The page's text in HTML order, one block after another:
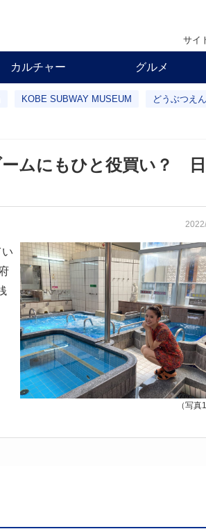
サイ
カルチャー グルメ
KOBE SUBWAY MUSEUM どうぶつえ
ムにもひと役買い？
（写真